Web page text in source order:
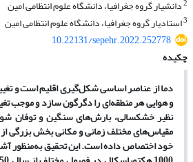
2دانشیار گروه جغرافیا، دانشگاه علوم انتظامی امین
3استادیار گروه جغرافیا، دانشگاه علوم انتظامی امین
10.22131/sepehr.2022.252778
چکیده
دما از عناصر اساسی شکلگیری اقلیم است و
و هوایی هر منطقهای را دگرگون سازد و موجب
نظیر خشکسالی، بارشهای سنگین و توفان
مقیاسهای مختلف زمانی و مکانی بخش بزرگی
خود اختصاص داده است. این تحقیق بهمنظور